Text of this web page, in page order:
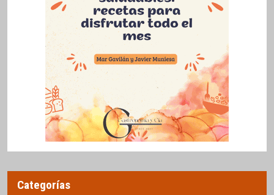
Categorías